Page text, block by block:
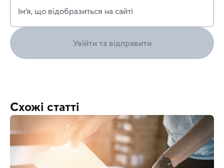
Ім’я, що відобразиться на сайті
Увійти та відправити
Схожі статті